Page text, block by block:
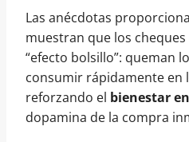
Las anécdotas
muestran que los
“efecto bolsillo”: queman
consumir rápidamente en
reforzando el bienestar
dopamina de la compra